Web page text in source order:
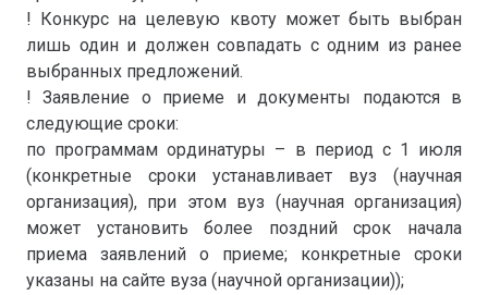
! Конкурс на целевую квоту может быть выбран
лишь один и должен совпадать с одним из ранее
выбранных предложений.
! Заявление о приеме и документы подаются в
следующие сроки:
по программам ординатуры – в период с 1 июля
(конкретные сроки устанавливает вуз (научная
организация), при этом вуз (научная организация)
может установить более поздний срок начала
приема заявлений о приеме; конкретные сроки
указаны на сайте вуза (научной организации));